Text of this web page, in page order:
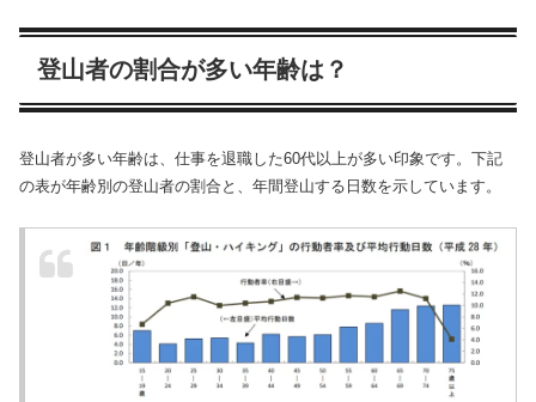
登山者の割合が多い年齢は？
登山者が多い年齢は、仕事を退職した60代以上が多い印象です。下記
の表が年齢別の登山者の割合と、年間登山する日数を示しています。